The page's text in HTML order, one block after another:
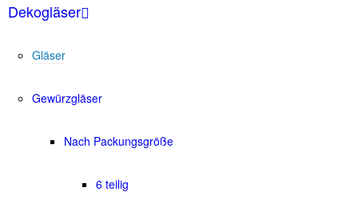
Dekogläser
Gläser
Gewürzgläser
Nach Packungsgröße
6 teilig